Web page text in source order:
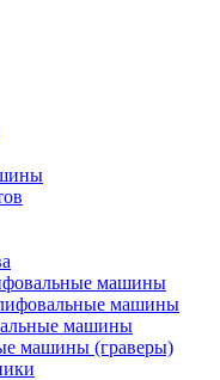
машины
машины
машины
машины (граверы)